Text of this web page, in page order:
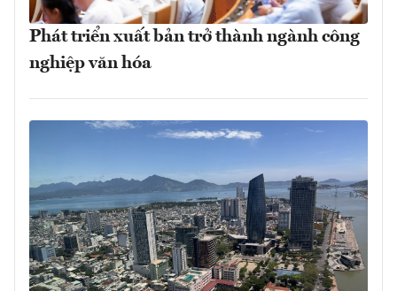
Phát triển xuất bản trở thành ngành công
nghiệp văn hóa